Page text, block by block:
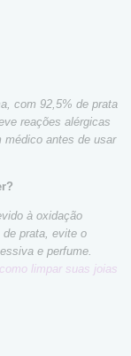
com 92,5% de prata
reações alérgicas
médico antes de usar
à oxidação
prata, evite o
e perfume.
como limpar suas joias